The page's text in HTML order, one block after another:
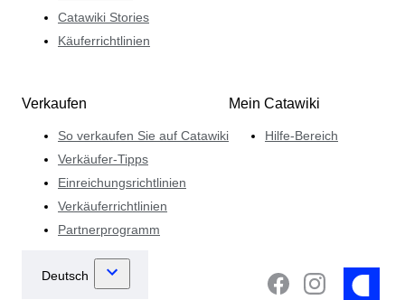
Catawiki Stories
Käuferrichtlinien
Verkaufen
So verkaufen Sie auf Catawiki
Verkäufer-Tipps
Einreichungsrichtlinien
Verkäuferrichtlinien
Partnerprogramm
Mein Catawiki
Hilfe-Bereich